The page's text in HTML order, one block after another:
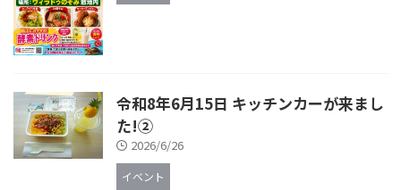
令和8年6月15日 キッチンカーが来まし
た!②
2026/6/26
イベント